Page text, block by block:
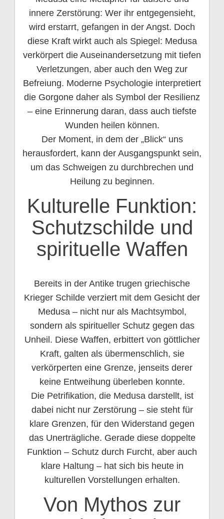
innere Zerstörung: Wer ihr entgegensieht,
wird erstarrt, gefangen in der Angst. Doch
diese Kraft wirkt auch als Spiegel: Medusa
verkörpert die Auseinandersetzung mit tiefen
Verletzungen, aber auch den Weg zur
Befreiung. Moderne Psychologie interpretiert
die Gorgone daher als Symbol der Resilienz
– eine Erinnerung daran, dass auch tiefste
Wunden heilen können.
Der Moment, in dem der „Blick“ uns
herausfordert, kann der Ausgangspunkt sein,
um das Schweigen zu durchbrechen und
Heilung zu beginnen.
Kulturelle Funktion:
Schutzschilde und
spirituelle Waffen
Bereits in der Antike trugen griechische
Krieger Schilde verziert mit dem Gesicht der
Medusa – nicht nur als Machtsymbol,
sondern als spiritueller Schutz gegen das
Unheil. Diese Waffen, erbittert von göttlicher
Kraft, galten als übermenschlich, sie
verkörperten eine Grenze, jenseits derer
keine Entweihung überleben konnte.
Die Petrifikation, die Medusa darstellt, ist
dabei nicht nur Zerstörung – sie steht für
klare Grenzen, für den Widerstand gegen
das Unerträgliche. Gerade diese doppelte
Funktion – Schutz durch Furcht, aber auch
klare Haltung – hat sich bis heute in
kulturellen Vorstellungen erhalten.
Von Mythos zur